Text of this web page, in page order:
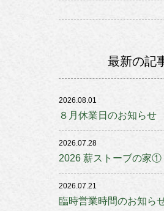
最新の記
2026.08.01
８月休業日のお知らせ
2026.07.28
2026 薪ストーブの家①
2026.07.21
臨時営業時間のお知ら